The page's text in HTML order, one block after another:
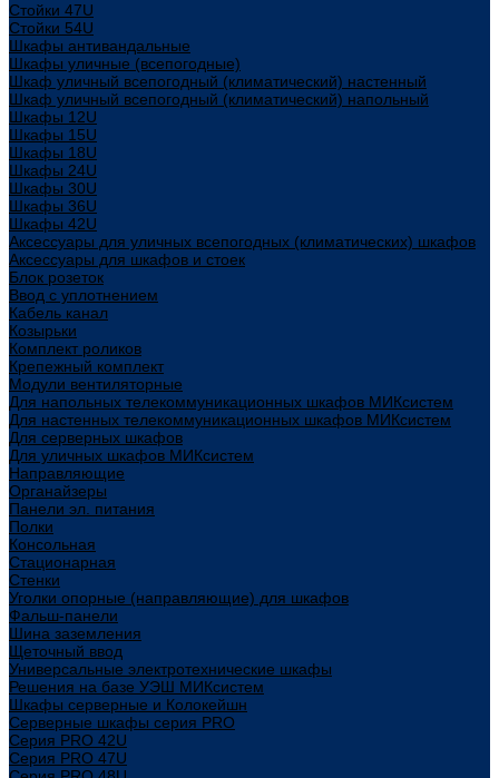
Стойки 47U
Стойки 54U
Шкафы антивандальные
Шкафы уличные (всепогодные)
Шкаф уличный всепогодный (климатический) настенный
Шкаф уличный всепогодный (климатический) напольный
Шкафы 12U
Шкафы 15U
Шкафы 18U
Шкафы 24U
Шкафы 30U
Шкафы 36U
Шкафы 42U
Аксессуары для уличных всепогодных (климатических) шкафов
Аксессуары для шкафов и стоек
Блок розеток
Ввод с уплотнением
Кабель канал
Козырьки
Комплект роликов
Крепежный комплект
Модули вентиляторные
Для напольных телекоммуникационных шкафов МИКсистем
Для настенных телекоммуникационных шкафов МИКсистем
Для серверных шкафов
Для уличных шкафов МИКсистем
Направляющие
Органайзеры
Панели эл. питания
Полки
Консольная
Стационарная
Стенки
Уголки опорные (направляющие) для шкафов
Фальш-панели
Шина заземления
Щеточный ввод
Универсальные электротехнические шкафы
Решения на базе УЭШ МИКсистем
Шкафы серверные и Колокейшн
Серверные шкафы серия PRO
Серия PRO 42U
Серия PRO 47U